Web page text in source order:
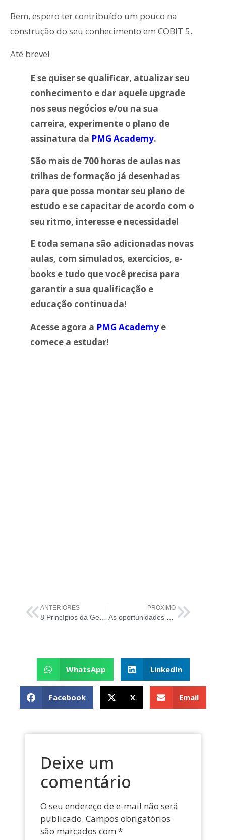
Bem, espero ter contribuído um pouco na
construção do seu conhecimento em COBIT 5.
Até breve!
E se quiser se qualificar, atualizar seu
conhecimento e dar aquele upgrade
nos seus negócios e/ou na sua
carreira, experimente o plano de
assinatura da PMG Academy.
São mais de 700 horas de aulas nas
trilhas de formação já desenhadas
para que possa montar seu plano de
estudo e se capacitar de acordo com o
seu ritmo, interesse e necessidade!
E toda semana são adicionadas novas
aulas, com simulados, exercícios, e-
books e tudo que você precisa para
garantir a sua qualificação e
educação continuada!
Acesse agora a PMG Academy e
comece a estudar!
ANTERIORES PRÓXIMO
WhatsApp LinkedIn
Facebook X Email
Deixe um
comentário
O seu endereço de e-mail não será
publicado. Campos obrigatórios
são marcados com *